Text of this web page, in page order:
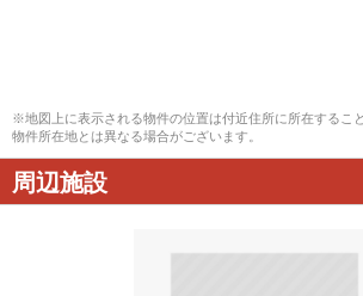
※地図上に表示される物件の位置は付近住所に所在するこ
物件所在地とは異なる場合がございます。
周辺施設